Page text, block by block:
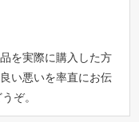
を実際に購入した方
い悪いを率直にお伝
ぞ。